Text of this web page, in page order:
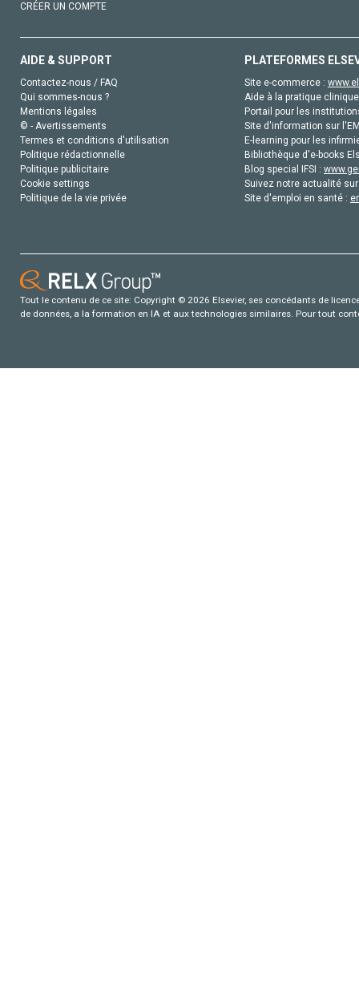
CRÉER UN COMPTE
AIDE & SUPPORT
Contactez-nous / FAQ
Qui sommes-nous ?
Mentions légales
© - Avertissements
Termes et conditions d'utilisation
Politique rédactionnelle
Politique publicitaire
Cookie settings
Politique de la vie privée
PLATEFORMES
Site e-commerce :
Aide à la pratique
Portail pour les
Site d'information sur
E-learning pour les
Bibliothèque d'e-books
Blog special IFSI :
Suivez notre actualité
Site d'emploi en santé :
Tout le contenu de ce site: Copyright © 2026 Elsevier, ses concédants de
de données, a la formation en IA et aux technologies similaires. Pour tout